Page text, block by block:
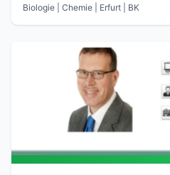
Biologie | Chemie | Erfurt | BK